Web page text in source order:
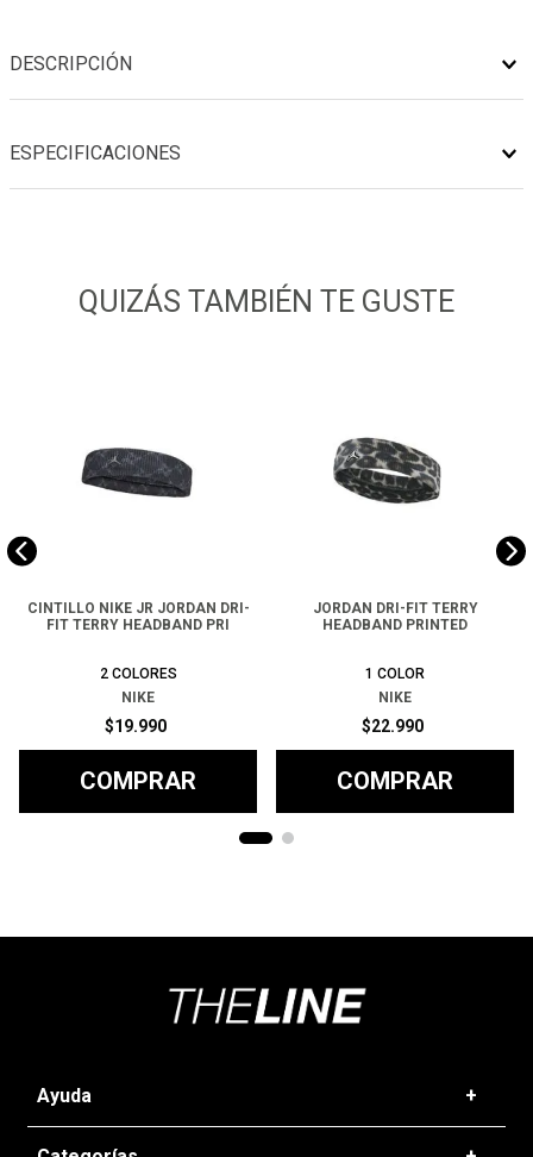
DESCRIPCIÓN
ESPECIFICACIONES
QUIZÁS TAMBIÉN TE GUSTE
CINTILLO NIKE JR JORDAN DRI-
FIT TERRY HEADBAND PRI
2 COLORES
NIKE
$19.990
COMPRAR
JORDAN DRI-FIT TERRY
HEADBAND PRINTED
1 COLOR
NIKE
$22.990
COMPRAR
Ayuda +
Preguntas frecuentes